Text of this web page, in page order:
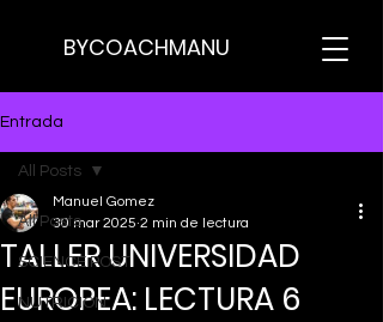
BYCOACHMANU
Entrada
All Posts
SCIENCE POST
NUTRICION
All Posts
TALLER UNIVERSIDAD
EUROPEA: LECTURA 6
Manuel Gomez
30 mar 2025 2 min de lectura